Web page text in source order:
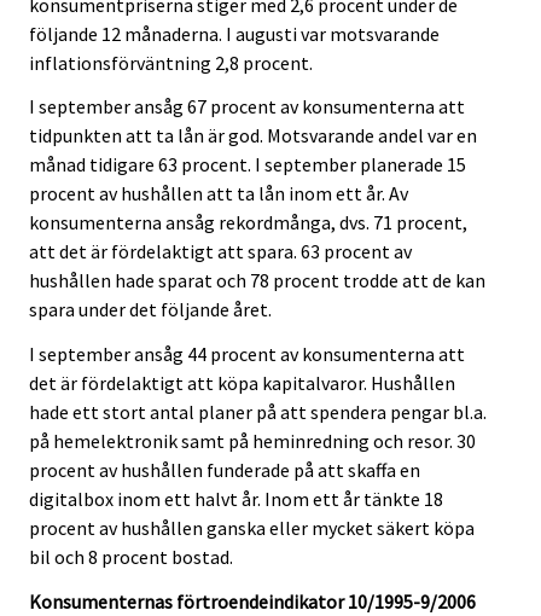
följande 12 månaderna. I augusti var motsvarande
inflationsförväntning 2,8 procent.
I september ansåg 67 procent av konsumenterna att
tidpunkten att ta lån är god. Motsvarande andel var en
månad tidigare 63 procent. I september planerade 15
procent av hushållen att ta lån inom ett år. Av
konsumenterna ansåg rekordmånga, dvs. 71 procent,
att det är fördelaktigt att spara. 63 procent av
hushållen hade sparat och 78 procent trodde att de kan
spara under det följande året.
I september ansåg 44 procent av konsumenterna att
det är fördelaktigt att köpa kapitalvaror. Hushållen
hade ett stort antal planer på att spendera pengar bl.a.
på hemelektronik samt på heminredning och resor. 30
procent av hushållen funderade på att skaffa en
digitalbox inom ett halvt år. Inom ett år tänkte 18
procent av hushållen ganska eller mycket säkert köpa
bil och 8 procent bostad.
Konsumenternas förtroendeindikator 10/1995-9/2006